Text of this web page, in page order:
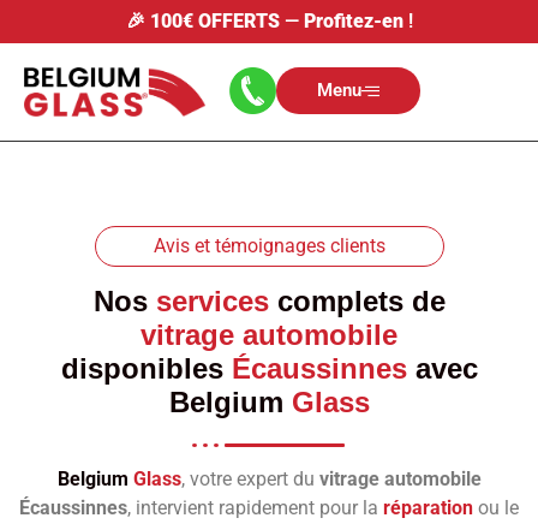
🎉 100€ OFFERTS— Profitez-en!
Menu
Avis et témoignages clients
Nos servicescomplets de
vitrage automobile
disponibles Écaussinnesavec
Belgium Glass
Belgium Glass, votre expert du vitrage automobile
Écaussinnes, intervient rapidement pour la réparation ou le